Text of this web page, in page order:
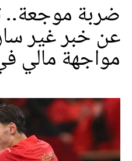
ضربة موجعة..
عن خبر غير
مواجهة مالي